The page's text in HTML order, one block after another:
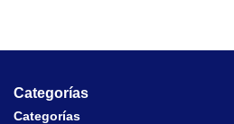
BMW Z3 95>
Categorías
Categorías